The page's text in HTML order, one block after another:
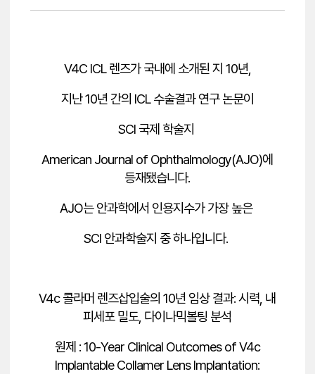
V4C ICL 렌즈가 국내에 소개된 지 10년,
지난 10년 간의 ICL 수술결과 연구 논문이
SCI 국제 학술지
American Journal of Ophthalmology(AJO)에
등재됐습니다.
AJO는 안과학에서 인용지수가 가장 높은
SCI 안과학술지 중 하나입니다.
V4c 콜라머 렌즈삽입술의 10년 임상 결과: 시력, 내
피세포 밀도, 다이나믹볼팅 분석
원제 : 10-Year Clinical Outcomes of V4c
Implantable Collamer Lens Implantation: